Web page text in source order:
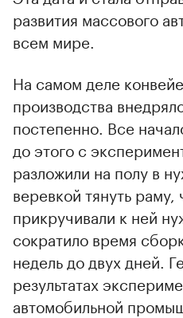
развития массового
всем мире.
На самом деле
производства
постепенно. Все
до этого с
разложили на полу в
веревкой тянуть
прикручивали к ней
сократило время
недель до двух дней.
результатах
автомобильной